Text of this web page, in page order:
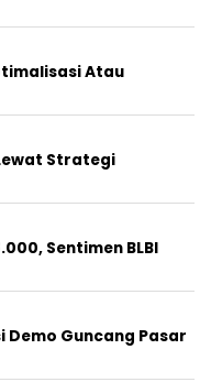
Atau
Strategi
Sentimen BLBI
Demo Guncang Pasar